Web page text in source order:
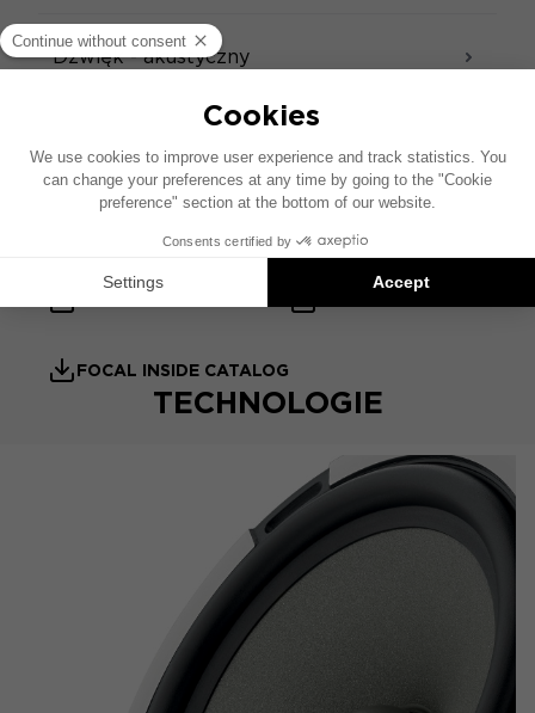
Dźwięk - akustyczny
KARTA TECHNICZNA
FOCAL INSIDE CATALOG
TECHNOLOGIE